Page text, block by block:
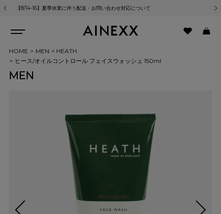
【8/14-16】夏季休業に伴う配送・お問い合わせ対応について 熊
HOME MEN
HEATH
ヒース/オイルコントロール フェイスウォッシュ 150ml
MEN